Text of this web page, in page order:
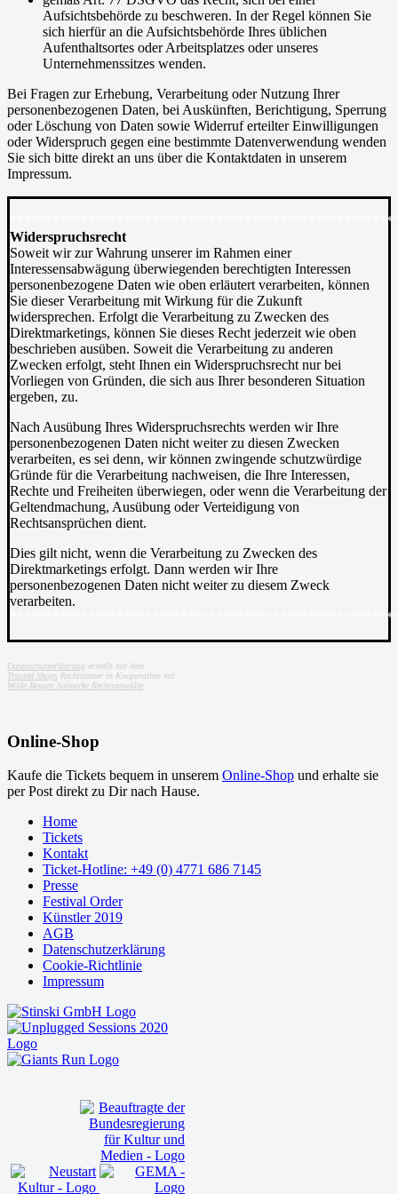
Aufsichtsbehörde zu beschweren. In der Regel können Sie
sich hierfür an die Aufsichtsbehörde Ihres üblichen
Aufenthaltsortes oder Arbeitsplatzes oder unseres
Unternehmenssitzes wenden.
Bei Fragen zur Erhebung, Verarbeitung oder Nutzung Ihrer
personenbezogenen Daten, bei Auskünften, Berichtigung, Sperrung
oder Löschung von Daten sowie Widerruf erteilter Einwilligungen
oder Widerspruch gegen eine bestimmte Datenverwendung wenden
Sie sich bitte direkt an uns über die Kontaktdaten in unserem
Impressum.
Widerspruchsrecht
Soweit wir zur Wahrung unserer im Rahmen einer
Interessensabwägung überwiegenden berechtigten Interessen
personenbezogene Daten wie oben erläutert verarbeiten, können
Sie dieser Verarbeitung mit Wirkung für die Zukunft
widersprechen. Erfolgt die Verarbeitung zu Zwecken des
Direktmarketings, können Sie dieses Recht jederzeit wie oben
beschrieben ausüben. Soweit die Verarbeitung zu anderen
Zwecken erfolgt, steht Ihnen ein Widerspruchsrecht nur bei
Vorliegen von Gründen, die sich aus Ihrer besonderen Situation
ergeben, zu.
Nach Ausübung Ihres Widerspruchsrechts werden wir Ihre
personenbezogenen Daten nicht weiter zu diesen Zwecken
verarbeiten, es sei denn, wir können zwingende schutzwürdige
Gründe für die Verarbeitung nachweisen, die Ihre Interessen,
Rechte und Freiheiten überwiegen, oder wenn die Verarbeitung der
Geltendmachung, Ausübung oder Verteidigung von
Rechtsansprüchen dient.
Dies gilt nicht, wenn die Verarbeitung zu Zwecken des
Direktmarketings erfolgt. Dann werden wir Ihre
personenbezogenen Daten nicht weiter zu diesem Zweck
verarbeiten.
Datenschutzerklärung erstellt mit dem
Trusted Shops Rechtstexter in Kooperation mit
Wilde Beuger Solmecke Rechtsanwälte
Online-Shop
Kaufe die Tickets bequem in unserem Online-Shop und erhalte sie
per Post direkt zu Dir nach Hause.
Home
Tickets
Kontakt
Ticket-Hotline: +49 (0) 4771 686 7145
Presse
Festival Order
Künstler 2019
AGB
Datenschutzerklärung
Cookie-Richtlinie
Impressum